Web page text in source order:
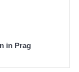
in Prag